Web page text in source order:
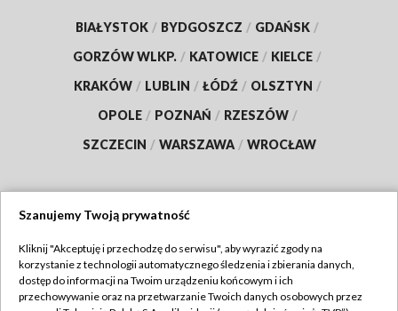
BIAŁYSTOK / BYDGOSZCZ / GDAŃSK /
GORZÓW WLKP. / KATOWICE / KIELCE /
KRAKÓW / LUBLIN / ŁÓDŹ / OLSZTYN /
OPOLE / POZNAŃ / RZESZÓW /
SZCZECIN / WARSZAWA / WROCŁAW
TVP
Abonament TVP
Regulamin TVP
Szanujemy Twoją prywatność
Kliknij "Akceptuję i przechodzę do serwisu", aby wyrazić zgody na
korzystanie z technologii automatycznego śledzenia i zbierania danych,
dostęp do informacji na Twoim urządzeniu końcowym i ich
przechowywanie oraz na przetwarzanie Twoich danych osobowych przez